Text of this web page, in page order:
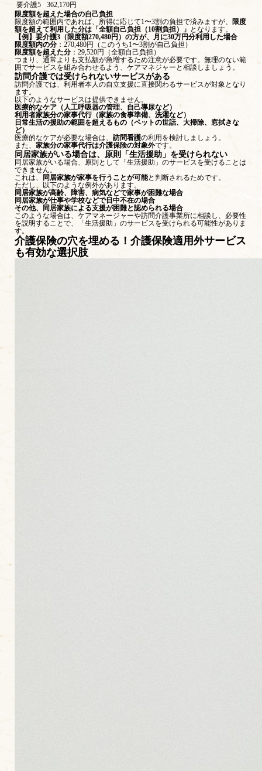
要介護5
362,170円
限度額を超えた場合の自己負担
限度額の範囲内であれば、所得に応じて1〜3割の負担で済みますが、
限度
額を超えて利用した分は「全額自己負担（10割負担）」 となります。
【例】要介護3（限度額270,480円）の方が、月に30万円分利用した場合
限度額内の分 ：270,480円（このうち1〜3割が自己負担）
限度額を超えた分 ：29,520円（全額自己負担）
つまり、通常よりも支払額が急増するため注意が必要です。無理のない範
囲でサービスを組み合わせるよう、ケアマネジャーと相談しましょう。
訪問介護では受けられないサービスがある
訪問介護では、利用者本人の自立支援に直接関わるサービスが対象となり
ます。
以下のようなサービスは提供できません。
医療的なケア（人工呼吸器の管理、自己導尿など）
利用者家族分の家事代行（家族の食事準備、洗濯など）
日常生活の援助の範囲を超えるもの（ペットの世話、大掃除、窓拭きな
ど）
医療的なケアが必要な場合は、 訪問看護の利用を検討しましょう。
また、 家族分の家事代行は介護保険の対象外です。
同居家族がいる場合は、原則「生活援助」を受けられない
同居家族がいる場合、原則として「生活援助」のサービスを受けることは
できません。
これは、
同居家族が家事を行うことが可能と判断されるためです。
ただし、以下のような例外があります。
同居家族が高齢、障害、病気などで家事が困難な場合
同居家族が仕事や学校などで日中不在の場合
その他、同居家族による支援が困難と認められる場合
このような場合は、ケアマネージャーや訪問介護事業所に相談し、必要性
を説明することで、「生活援助」のサービスを受けられる可能性がありま
す。
介護保険の穴を埋める！介護保険適用外サービス
も有効な選択肢